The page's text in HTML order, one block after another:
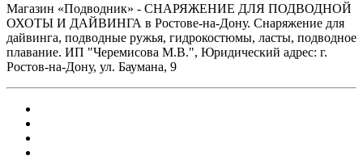
Магазин «Подводник» - СНАРЯЖЕНИЕ ДЛЯ ПОДВОДНОЙ
ОХОТЫ И ДАЙВИНГА в Ростове-на-Дону. Снаряжение для
дайвинга, подводные ружья, гидрокостюмы, ласты, подводное
плавание. ИП "Черемисова М.В.", Юридический адрес: г.
Ростов-на-Дону, ул. Баумана, 9